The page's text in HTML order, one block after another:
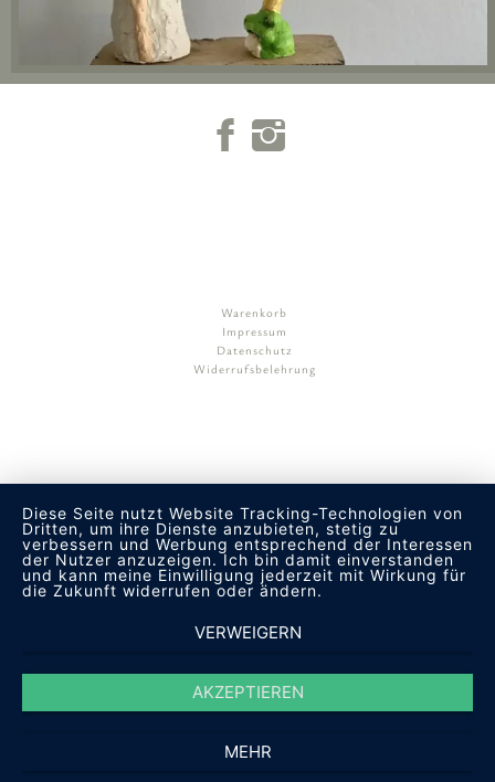
Warenkorb
Impressum
Datenschutz
Widerrufsbelehrung
Diese Seite nutzt Website Tracking-Technologien von
Dritten, um ihre Dienste anzubieten, stetig zu
verbessern und Werbung entsprechend der Interessen
der Nutzer anzuzeigen. Ich bin damit einverstanden
und kann meine Einwilligung jederzeit mit Wirkung für
die Zukunft widerrufen oder ändern.
VERWEIGERN
AKZEPTIEREN
MEHR